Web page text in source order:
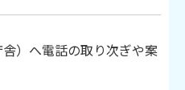
）へ電話の取り次ぎや案